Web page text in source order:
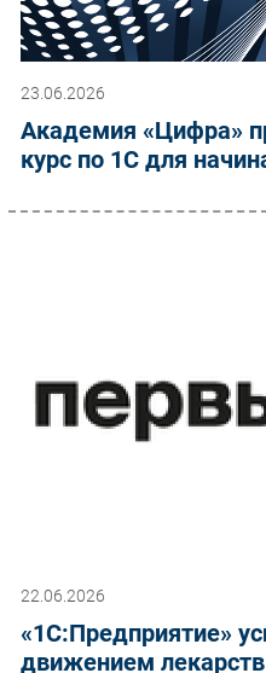
23.06.2026
Академия «Цифра»
курс по 1С для
22.06.2026
«1С:Предприятие»
движением